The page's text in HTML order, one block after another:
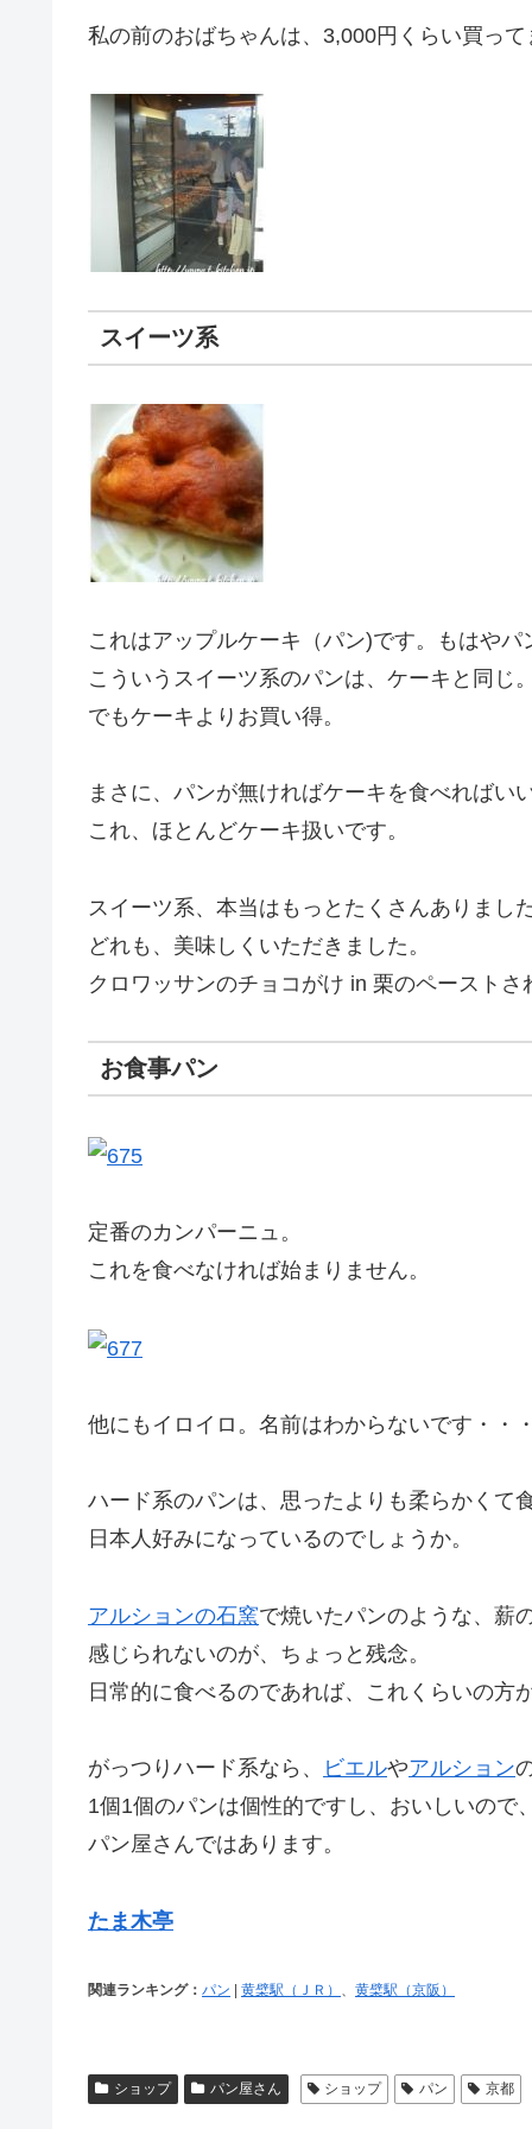
私の前のおばちゃんは、3,000円くらい買って
スイーツ系
これはアップルケーキ（パン)です。もはやパ
こういうスイーツ系のパンは、ケーキと同じ。
でもケーキよりお買い得。
まさに、パンが無ければケーキを食べればい
これ、ほとんどケーキ扱いです。
スイーツ系、本当はもっとたくさんありまし
どれも、美味しくいただきました。
クロワッサンのチョコがけ in 栗のペーストさ
お食事パン
定番のカンパーニュ。
これを食べなければ始まりません。
他にもイロイロ。名前はわからないです・・・
ハード系のパンは、思ったよりも柔らかくて
日本人好みになっているのでしょうか。
アルションの石窯で焼いたパンのような、薪
感じられないのが、ちょっと残念。
日常的に食べるのであれば、これくらいの方
がっつりハード系なら、 ビエルやアルション
1個1個のパンは個性的ですし、おいしいので
パン屋さんではあります。
たま木亭
関連ランキング： パン 黄檗駅（ＪＲ） 、 黄檗駅（京阪）
ショップ パン屋さん ショップ パン 京都